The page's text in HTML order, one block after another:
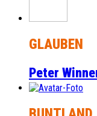
GLAUBEN
Peter